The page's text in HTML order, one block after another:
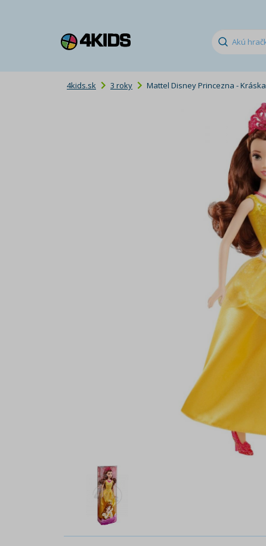
4kids.sk 3 roky Mattel Disney Princezna - Kráska